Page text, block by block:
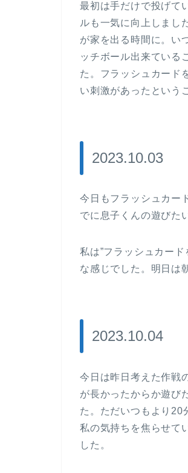
最初は手だけで投げて
ルも一気に向上しまし
が家を出る時間に。い
ッチボール出来ている
た。フラッシュカード
い刺激があったという
2023.10.03
今日もフラッシュカー
でに息子くんの遊びた
私は”フラッシュカー
な感じでした。明日は
2023.10.04
今日は昨日考えた作戦
が長かったからか遊び
た。ただいつもより20
私の気持ちを焦らせて
した。